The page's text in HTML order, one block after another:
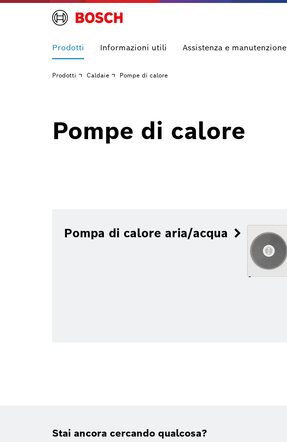
Prodotti Informazioni utili Assistenza e manutenzione
Prodotti Caldaie Pompe di calore
Pompe di calore
Pompa di calore aria/acqua
Stai ancora cercando qualcosa?